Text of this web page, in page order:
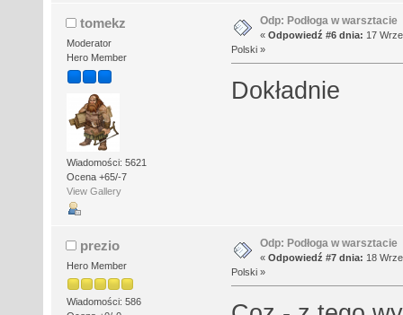
tomekz
Moderator
Hero Member
Wiadomości: 5621
Ocena +65/-7
View Gallery
Odp: Podłoga w warsztacie
« Odpowiedź #6 dnia: 17
Polski »
Dokładnie
prezio
Hero Member
Wiadomości: 586
Odp: Podłoga w warsztacie
« Odpowiedź #7 dnia: 18
Polski »